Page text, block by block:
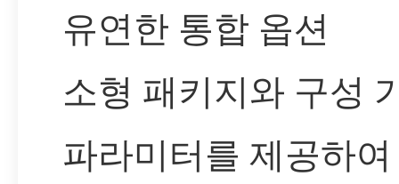
유연한 통합 옵션
소형 패키지와 구성
파라미터를 제공하